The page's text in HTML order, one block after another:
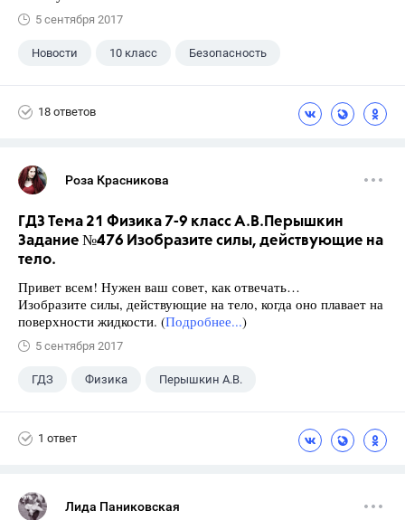
5 сентября 2017
Новости 10 класс Безопасность
18 ответов
Роза Красникова
ГДЗ Тема 21 Физика 7-9 класс А.В.Перышкин
Задание №476 Изобразите силы, действующие на
тело.
Привет всем! Нужен ваш совет, как отвечать…
Изобразите силы, действующие на тело, когда оно плавает на
поверхности жидкости. (Подробнее...)
5 сентября 2017
ГДЗ Физика Перышкин А.В.
1 ответ
Лида Паниковская